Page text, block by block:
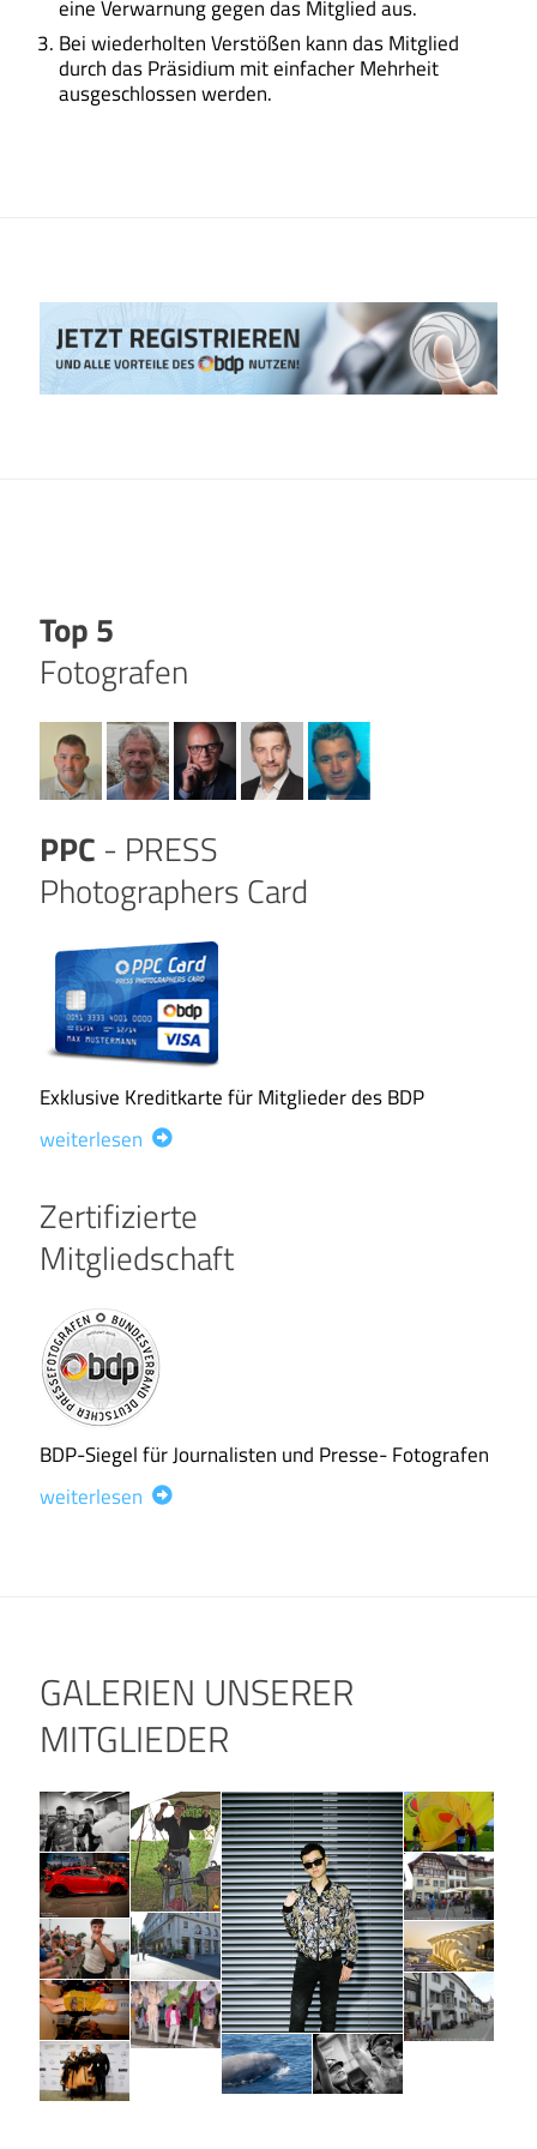
eine Verwarnung gegen das Mitglied aus.
Bei wiederholten Verstößen kann das Mitglied
durch das Präsidium mit einfacher Mehrheit
ausgeschlossen werden.
Top 5
Fotografen
PPC - PRESS
Photographers Card
Exklusive Kreditkarte für Mitglieder des BDP
weiterlesen
Zertifizierte
Mitgliedschaft
BDP-Siegel für Journalisten und Presse- Fotografen
weiterlesen
GALERIEN UNSERER
MITGLIEDER